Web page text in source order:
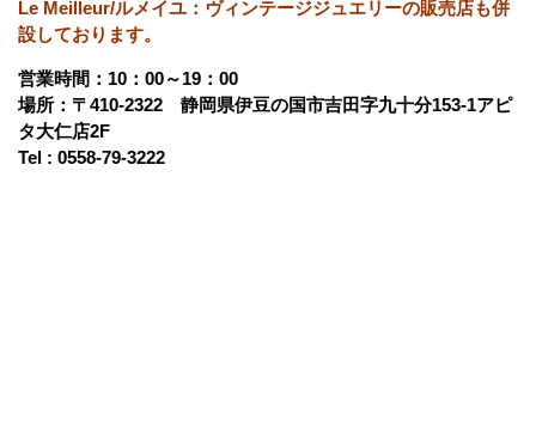
Le Meilleur/ルメイユ：ヴィンテージジュエリーの販売店も併
設しております。
営業時間：10：00～19：00
場所：〒410-2322 静岡県伊豆の国市吉田字九十分153-1アピ
タ大仁店2F
Tel : 0558-79-3222